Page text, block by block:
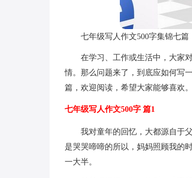
七年级写人作文500字集锦七篇
在学习、工作或生活中，大家
情。那么问题来了，到底应如何写
篇，欢迎阅读，希望大家能够喜欢。
七年级写人作文500字 篇1
我对童年的回忆，大都源自于
是哭哭啼啼的所以，妈妈照顾我的
一大半。